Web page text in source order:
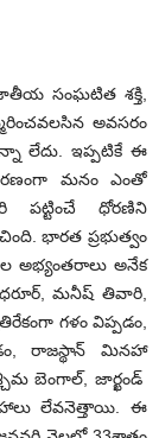
సంఘటిత శక్తి,
అవసరం
లేదు. ఇప్పటికే ఈ
మనం ఎంతో
పట్టించే ధోరణిని
భారత ప్రభుత్వం
అభ్యంతరాలు అనేక
మనీష్ తివారి,
గళం విప్పడం,
రాజస్థాన్ మినహా
బెంగాల్, జార్ఖండ్
లేవనెత్తాయి. ఈ